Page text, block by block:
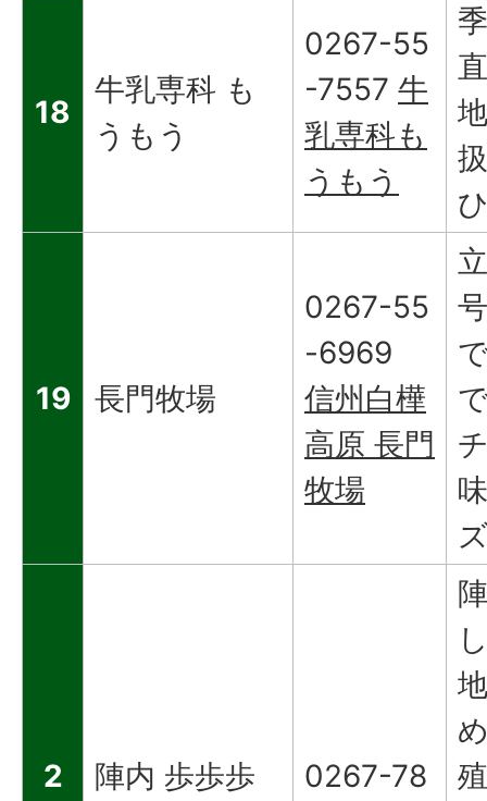
18
牛乳専科 も
うもう
0267-55
-7557 牛
乳専科も
うもう
19 長門牧場
0267-55
-6969
信州白樺
高原 長門
牧場
2
陣内 歩歩歩
0267-78